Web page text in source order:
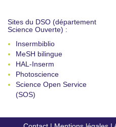
Sites du DSO (département
Science Ouverte) :
Insermbiblio
MeSH bilingue
HAL-Inserm
Photoscience
Science Open Service
(SOS)